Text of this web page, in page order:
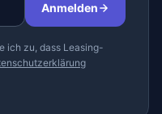
Anmelden
ich zu, dass Leasing-